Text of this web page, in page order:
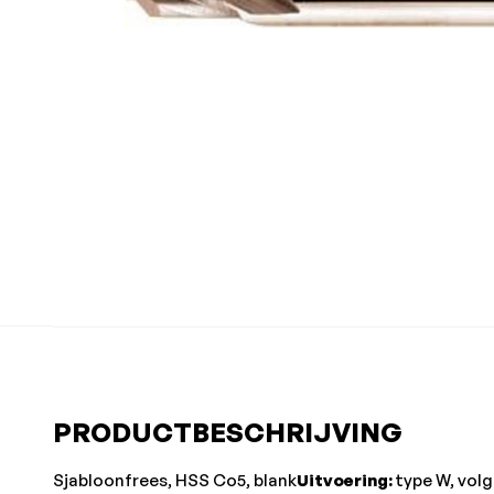
PRODUCTBESCHRIJVING
Sjabloonfrees, HSS Co5, blankUitvoering:type W,